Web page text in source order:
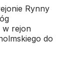
Rynny
w rejon
do